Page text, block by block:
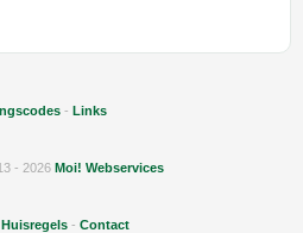
- Links
- 2026 Moi! Webservices
Huisregels - Contact